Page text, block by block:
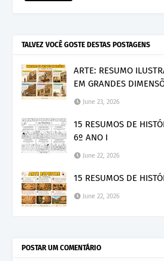
TALVEZ VOCÊ GOSTE DESTAS POSTAGENS
ARTE: RESUMO
EM GRANDES
June 23, 2026
15 RESUMOS DE
6º ANO I
June 22, 2026
15 RESUMOS DE
June 22, 2026
POSTAR UM COMENTÁRIO